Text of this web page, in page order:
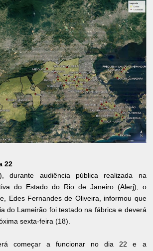
22
durante audiência pública realizada na
do Estado do Rio de Janeiro (Alerj), o
Edes Fernandes de Oliveira, informou que
do Lameirão foi testado na fábrica e deverá
sexta-feira (18).
começar a funcionar no dia 22 e a